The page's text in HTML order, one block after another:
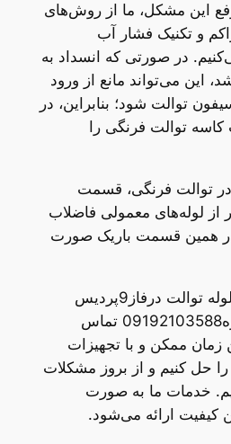
این مشکل، ما از روش‌های
و تکنیک فشار آب
در صورتی که انسداد به
می‌تواند مانع از ورود
توالت شود؛ بنابراین، در
توالت فرنگی را
توالت فرنگی، قسمت
از لوله‌های معمولی فاضلاب
در همین قسمت باریک صورت
اگر با مشکل انسداد لوله توالت درفاز9پردیس
روبرو هستید، با شماره09192103588 تماس
زمان ممکن و با تجهیزات
حل کنیم و از بروز مشکلات
خدمات ما به صورت
کیفیت ارائه می‌شود.